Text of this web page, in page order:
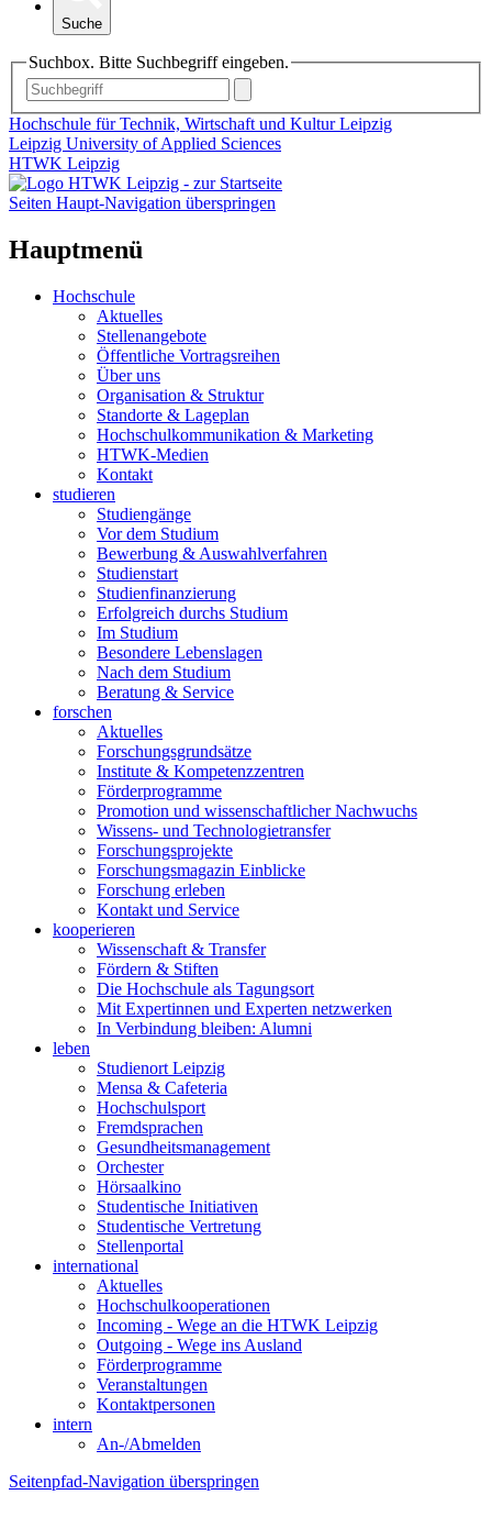
Suche
Suchbox. Bitte Suchbegriff eingeben.
Hochschule für Technik, Wirtschaft und Kultur Leipzig
Leipzig University of Applied Sciences
HTWK Leipzig
Seiten Haupt-Navigation überspringen
Hauptmenü
Hochschule
Aktuelles
Stellenangebote
Öffentliche Vortragsreihen
Über uns
Organisation & Struktur
Standorte & Lageplan
Hochschulkommunikation & Marketing
HTWK-Medien
Kontakt
studieren
Studiengänge
Vor dem Studium
Bewerbung & Auswahlverfahren
Studienstart
Studienfinanzierung
Erfolgreich durchs Studium
Im Studium
Besondere Lebenslagen
Nach dem Studium
Beratung & Service
forschen
Aktuelles
Forschungsgrundsätze
Institute & Kompetenzzentren
Förderprogramme
Promotion und wissenschaftlicher Nachwuchs
Wissens- und Technologietransfer
Forschungsprojekte
Forschungsmagazin Einblicke
Forschung erleben
Kontakt und Service
kooperieren
Wissenschaft & Transfer
Fördern & Stiften
Die Hochschule als Tagungsort
Mit Expertinnen und Experten netzwerken
In Verbindung bleiben: Alumni
leben
Studienort Leipzig
Mensa & Cafeteria
Hochschulsport
Fremdsprachen
Gesundheitsmanagement
Orchester
Hörsaalkino
Studentische Initiativen
Studentische Vertretung
Stellenportal
international
Aktuelles
Hochschulkooperationen
Incoming - Wege an die HTWK Leipzig
Outgoing - Wege ins Ausland
Förderprogramme
Veranstaltungen
Kontaktpersonen
intern
An-/Abmelden
Seitenpfad-Navigation überspringen